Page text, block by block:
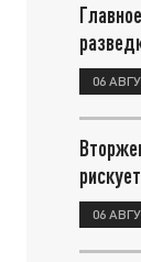
06
06